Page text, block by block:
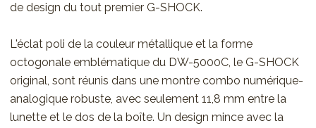
de design du tout premier G-SHOCK.
L'éclat poli de la couleur métallique et la forme
octogonale emblématique du DW-5000C, le G-SHOCK
original, sont réunis dans une montre combo numérique-
analogique robuste, avec seulement 11,8 mm entre la
lunette et le dos de la boîte. Un design mince avec la